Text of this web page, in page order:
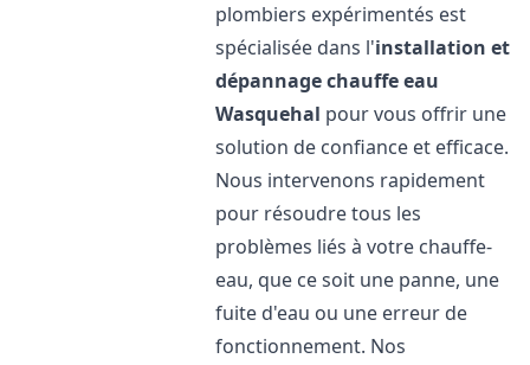
plombiers expérimentés est
spécialisée dans l'installation et
dépannage chauffe eau
Wasquehal pour vous offrir une
solution de confiance et efficace.
Nous intervenons rapidement
pour résoudre tous les
problèmes liés à votre chauffe-
eau, que ce soit une panne, une
fuite d'eau ou une erreur de
fonctionnement. Nos